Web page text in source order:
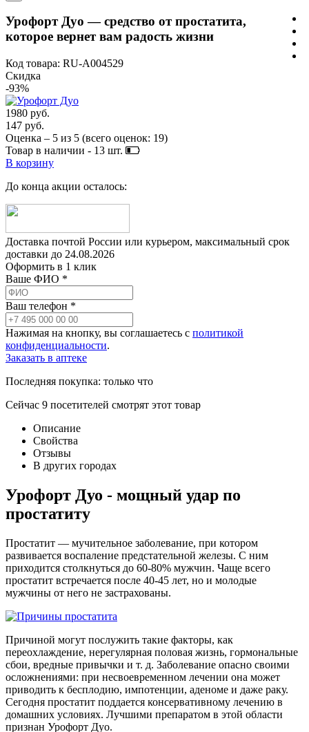
Урофорт Дуо — средство от простатита,
которое вернет вам радость жизни
Код товара: RU-A004529
Скидка
-93%
1980 руб.
147 руб.
Оценка – 5 из 5 (всего оценок: 19)
Товар в наличии - 13 шт.
В корзину
До конца акции осталось:
Доставка почтой России или курьером, максимальный срок
доставки до 24.08.2026
Оформить в 1 клик
Ваше ФИО *
Ваш телефон *
Нажимая на кнопку, вы соглашаетесь с политикой
конфиденциальности.
Заказать в аптеке
Последняя покупка: только что
Сейчас 9 посетителей смотрят этот товар
Описание
Свойства
Отзывы
В других городах
Урофорт Дуо - мощный удар по
простатиту
Простатит — мучительное заболевание, при котором
развивается воспаление предстательной железы. С ним
приходится столкнуться до 60-80% мужчин. Чаще всего
простатит встречается после 40-45 лет, но и молодые
мужчины от него не застрахованы.
Причиной могут послужить такие факторы, как
переохлаждение, нерегулярная половая жизнь, гормональные
сбои, вредные привычки и т. д. Заболевание опасно своими
осложнениями: при несвоевременном лечении она может
приводить к бесплодию, импотенции, аденоме и даже раку.
Сегодня простатит поддается консервативному лечению в
домашних условиях. Лучшими препаратом в этой области
признан Урофорт Дуо.